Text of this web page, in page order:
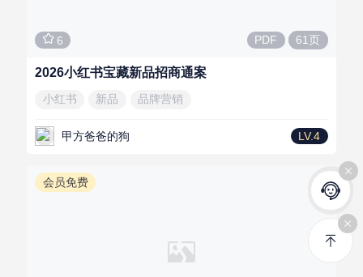
6 PDF 61页
2026小红书宝藏新品招商通案
小红书 新品 品牌营销
甲方爸爸的狗 LV.4
会员免费